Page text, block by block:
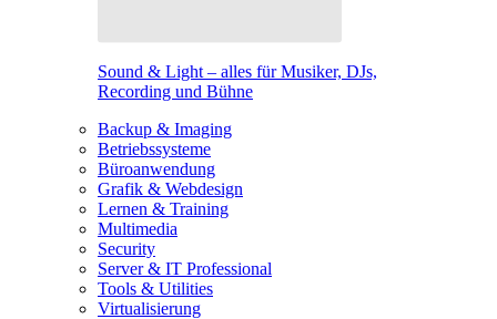
Sound & Light – alles für Musiker, DJs,
Recording und Bühne
Backup & Imaging
Betriebssysteme
Büroanwendung
Grafik & Webdesign
Lernen & Training
Multimedia
Security
Server & IT Professional
Tools & Utilities
Virtualisierung